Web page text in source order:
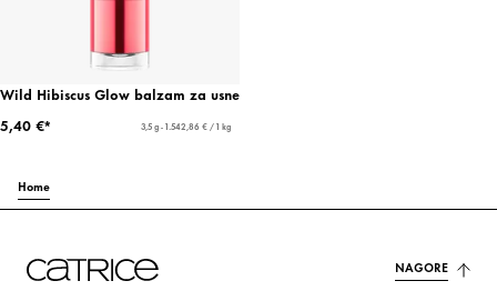
Wild Hibiscus Glow balzam za usne
5,40 €*
3,5 g - 1.542,86 € / 1 kg
Home
NAGORE